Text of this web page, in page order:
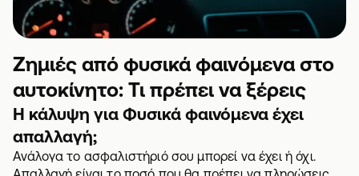
Ζημιές από φυσικά φαινόμενα στο
αυτοκίνητο: Τι πρέπει να ξέρεις
Η κάλυψη για Φυσικά φαινόμενα έχει
απαλλαγή;
Ανάλογα το ασφαλιστήριό σου μπορεί να έχει ή όχι.